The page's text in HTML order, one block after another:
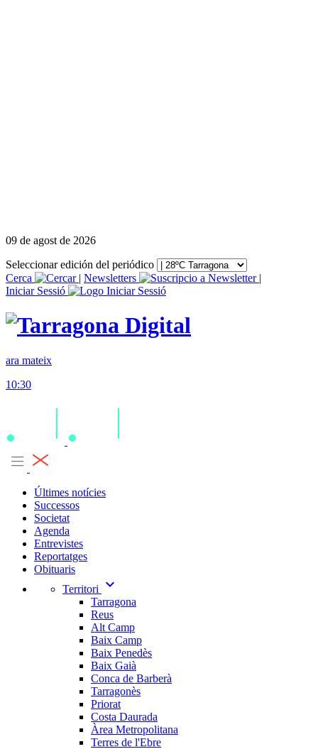
09 de agost de 2026
Seleccionar edición del periódico
Cerca
| Newsletters
|
Iniciar Sessió
ara mateix
10:30
Últimes notícies
Successos
Societat
Agenda
Entrevistes
Reportatges
Obituaris
Territori
expand_more
Tarragona
Reus
Alt Camp
Baix Camp
Baix Penedès
Baix Gaià
Conca de Barberà
Tarragonès
Priorat
Costa Daurada
Àrea Metropolitana
Terres de l'Ebre